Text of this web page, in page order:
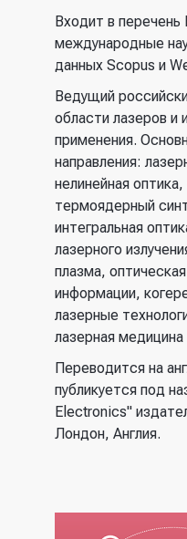
Входит в
международные
данных Scopus и
Ведущий
области лазеров и
применения.
направления:
нелинейная
термоядерный
интегральная
лазерного
плазма,
информации,
лазерные
лазерная медицина
Переводится на
публикуется под
Electronics"
Лондон, Англия.